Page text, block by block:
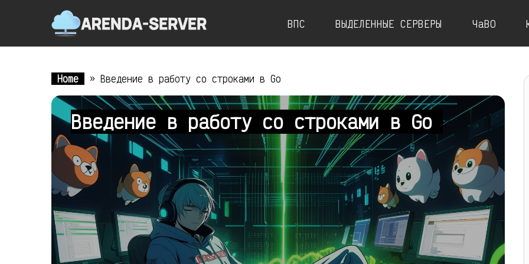
ВПС ВЫДЕЛЕННЫЕ СЕРВЕРЫ ЧаВО
Home » Введение в работу со строками в Go
Введение в работу со строками в Go